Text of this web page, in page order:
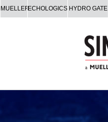
MUELLERECHOLOGICS HYDRO GATE